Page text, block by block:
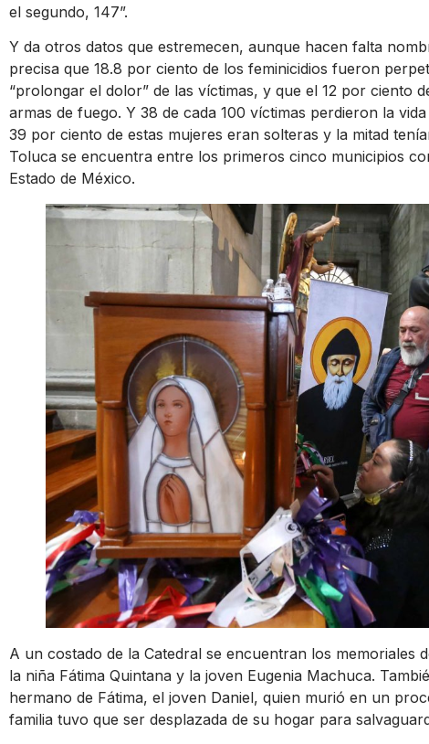
el segundo, 147”.
Y da otros datos que estremecen, aunque hacen falta
precisa que 18.8 por ciento de los feminicidios fueron
“prolongar el dolor” de las víctimas, y que el 12 por ciento
armas de fuego. Y 38 de cada 100 víctimas perdieron la
39 por ciento de estas mujeres eran solteras y la mitad
Toluca se encuentra entre los primeros cinco municipios
Estado de México.
A un costado de la Catedral se encuentran los memoriales
la niña Fátima Quintana y la joven Eugenia Machuca.
hermano de Fátima, el joven Daniel, quien murió en un
familia tuvo que ser desplazada de su hogar para